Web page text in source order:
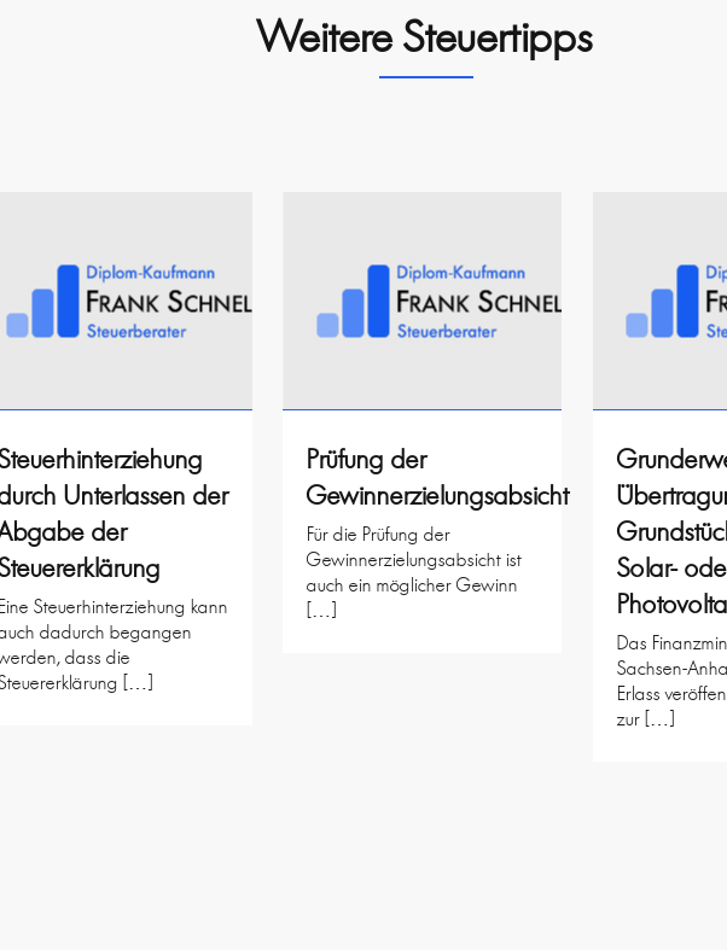
Weitere Steuertipps
Unterlassen der
der
Eine Steuerhinterziehung kann
dadurch begangen
dass die
[…]
Prüfung der
Gewinnerzielungsabsicht
Für die Prüfung der
Gewinnerzielungsabsicht ist
auch ein möglicher Gewinn
[…]
Solar-
Das
Sachsen-
Erlass
zur […]